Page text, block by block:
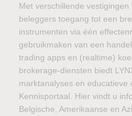
Met verschillende
beleggers toegang tot een
instrumenten via één
gebruikmaken van een
trading apps en (realtime)
brokerage-diensten biedt
marktanalyses en educatieve
Kennisportaal. Hier vindt u
Belgische, Amerikaanse en